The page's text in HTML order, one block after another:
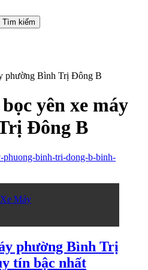
phường Bình Trị Đông B
yên xe máy
Đông B
Máy
phường Bình Trị
tín bậc nhất